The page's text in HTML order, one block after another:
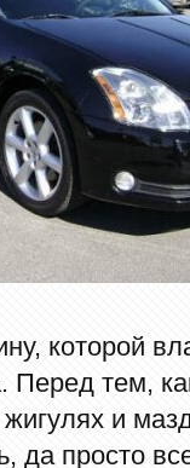
которой
Перед тем,
и
да просто